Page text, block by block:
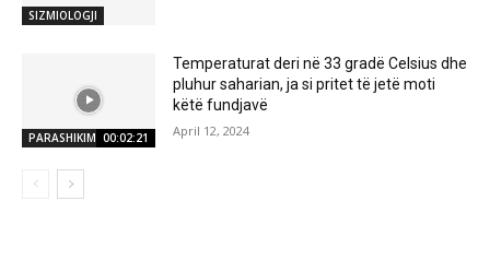
SIZMIOLOGJI
PARASHIKIMI MOTIT
00:02:21
Temperaturat deri në 33 gradë Celsius dhe
pluhur saharian, ja si pritet të jetë moti
këtë fundjavë
April 12, 2024